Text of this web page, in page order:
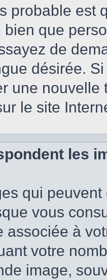
probable est
que
de
désirée.
une
le site
les
qui
vous
associée à
votre
image,